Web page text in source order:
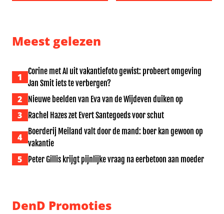
Meest gelezen
1
Corine met AI uit vakantiefoto gewist: probeert omgeving
Jan Smit iets te verbergen?
2 Nieuwe beelden van Eva van de Wijdeven duiken op
3 Rachel Hazes zet Evert Santegoeds voor schut
4
Boerderij Meiland valt door de mand: boer kan gewoon op
vakantie
5 Peter Gillis krijgt pijnlijke vraag na eerbetoon aan moeder
DenD Promoties